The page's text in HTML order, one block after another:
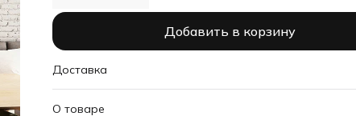
Добавить в корзину
Доставка
О товаре